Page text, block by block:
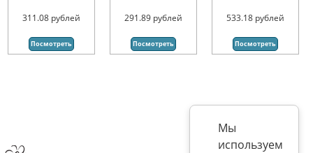
311.08 рублей
Посмотреть
291.89 рублей
Посмотреть
533.18 рублей
Посмотреть
Мы
используем